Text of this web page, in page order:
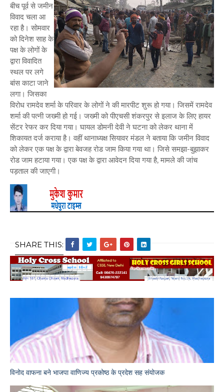
बीच पूर्व से जमीन
विवाद चला आ
रहा है। सोमवार
को दिनेश साह के
पक्ष के लोगों के
द्वारा विवादित
स्थल पर लगे
बांस काटा जाने
लगा। जिसका
विरोध रामदेव शर्मा के परिवार के लोगों ने की मारपीट शुरू हो गया। जिसमें रामदेव
शर्मा की पत्नी जख्मी हो गई। जख्मी को पीएचसी शंकरपुर से इलाज के लिए हायर
सेंटर रेफर कर दिया गया। घायल डोमनी देवी ने घटना को लेकर थाना में
शिकायत दर्ज कराया है। वहीं थानाध्यक्ष सियावर मंडल ने बताया कि जमीन विवाद
को लेकर एक पक्ष के द्वारा बेवजह रोड जाम किया गया था। जिसे समझा-बुझाकर
रोड जाम हटाया गया। एक पक्ष के द्वारा आवेदन दिया गया है, मामले की जांच
पड़ताल की जाएगी।
SHARE THIS:
विनोद वाफना बने भाजपा वाणिज्य प्रकोष्ठ के प्रदेश सह संयोजक